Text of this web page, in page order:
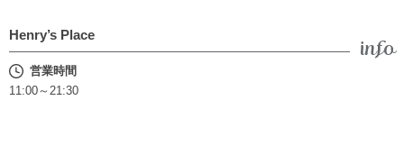
Henry’s Place
営業時間
11:00～21:30